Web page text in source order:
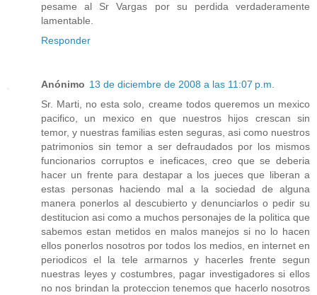
pesame al Sr Vargas por su perdida verdaderamente
lamentable.
Responder
Anónimo 13 de diciembre de 2008 a las 11:07 p.m.
Sr. Marti, no esta solo, creame todos queremos un mexico
pacifico, un mexico en que nuestros hijos crescan sin
temor, y nuestras familias esten seguras, asi como nuestros
patrimonios sin temor a ser defraudados por los mismos
funcionarios corruptos e ineficaces, creo que se deberia
hacer un frente para destapar a los jueces que liberan a
estas personas haciendo mal a la sociedad de alguna
manera ponerlos al descubierto y denunciarlos o pedir su
destitucion asi como a muchos personajes de la politica que
sabemos estan metidos en malos manejos si no lo hacen
ellos ponerlos nosotros por todos los medios, en internet en
periodicos el la tele armarnos y hacerles frente segun
nuestras leyes y costumbres, pagar investigadores si ellos
no nos brindan la proteccion tenemos que hacerlo nosotros